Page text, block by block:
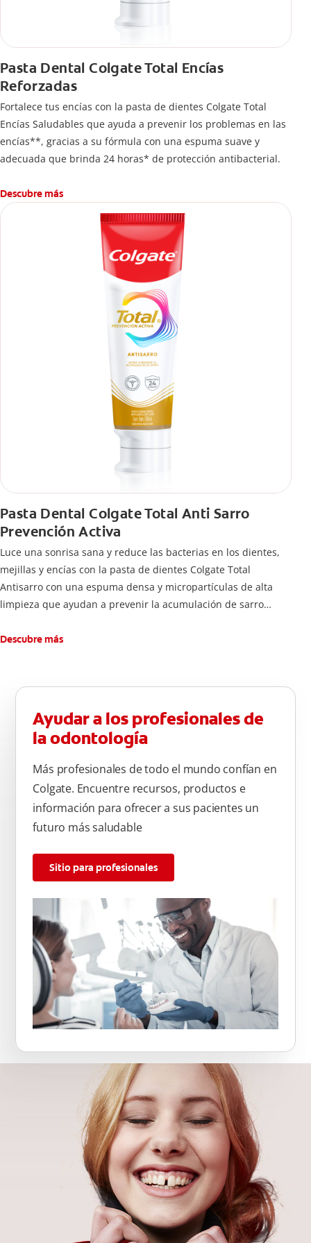
Pasta Dental Colgate Total Encías
Reforzadas
Fortalece tus encías con la pasta de dientes Colgate Total
Encías Saludables que ayuda a prevenir los problemas en las
encías**, gracias a su fórmula con una espuma suave y
adecuada que brinda 24 horas* de protección antibacterial.
Descubre más
Pasta Dental Colgate Total Anti Sarro
Prevención Activa
Luce una sonrisa sana y reduce las bacterias en los dientes,
mejillas y encías con la pasta de dientes Colgate Total
Antisarro con una espuma densa y micropartículas de alta
limpieza que ayudan a prevenir la acumulación de sarro
Descubre más
Ayudar a los profesionales de
la odontología
Más profesionales de todo el mundo confían en
Colgate. Encuentre recursos, productos e
información para ofrecer a sus pacientes un
futuro más saludable
Sitio para profesionales